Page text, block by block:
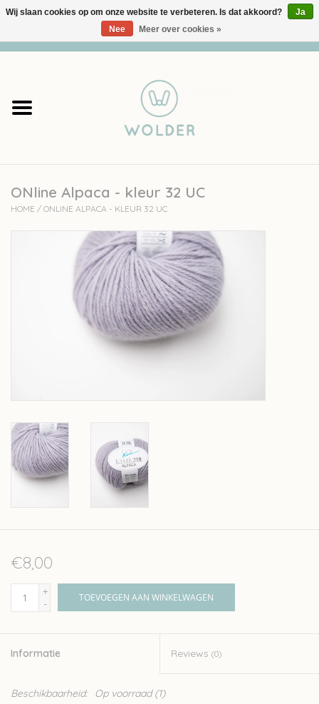
Garens
Accessoires
ONline Alpaca - kleur 32 UC
HOME / ONLINE ALPACA - KLEUR 32 UC
€8,00
+
-
TOEVOEGEN AAN WINKELWAGEN
Informatie Reviews (0)
Beschikbaarheid: Op voorraad(1)
Wij slaan cookies op om onze website te verbeteren. Is dat akkoord?
Ja
Nee
Meer over cookies »